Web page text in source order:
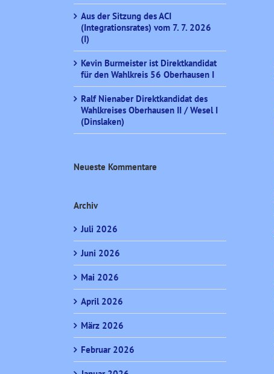
Aus der Sitzung des ACI
(Integrationsrates) vom 7. 7. 2026
(I)
Kevin Burmeister ist Direktkandidat
für den Wahlkreis 56 Oberhausen I
Ralf Nienaber Direktkandidat des
Wahlkreises Oberhausen II / Wesel I
(Dinslaken)
Neueste Kommentare
Archiv
Juli 2026
Juni 2026
Mai 2026
April 2026
März 2026
Februar 2026